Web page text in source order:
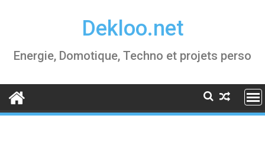
Dekloo.net
Energie, Domotique, Techno et projets perso